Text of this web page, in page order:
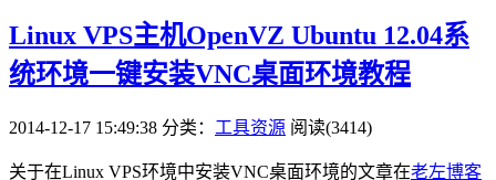
Linux VPS主机OpenVZ Ubuntu 12.04系
统环境一键安装VNC桌面环境教程
2014-12-17 15:49:38 分类： 工具资源 阅读(3414)
关于在Linux VPS环境中安装VNC桌面环境的文章在老左博客